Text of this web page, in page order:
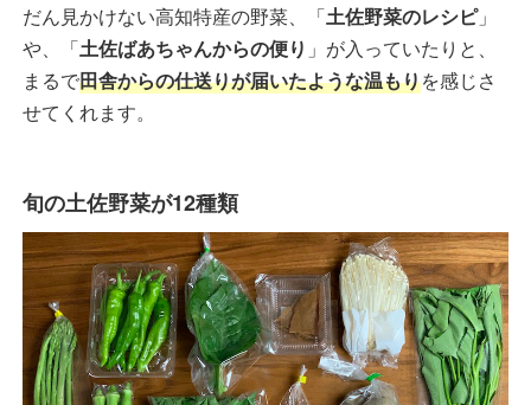
だん見かけない高知特産の野菜、「土佐野菜のレシピ」
や、「土佐ばあちゃんからの便り 」が入っていたりと、
まるで田舎からの仕送りが届いたような温もりを感じさ
せてくれます。
旬の土佐野菜が12種類